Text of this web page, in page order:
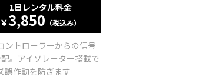
1日レンタル料金
￥3,850 （税込み）
ントローラーからの信号
。アイソレーター搭載で
誤作動を防ぎます